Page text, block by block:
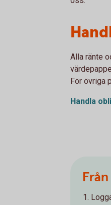
Alla ränte
För övriga
Handla